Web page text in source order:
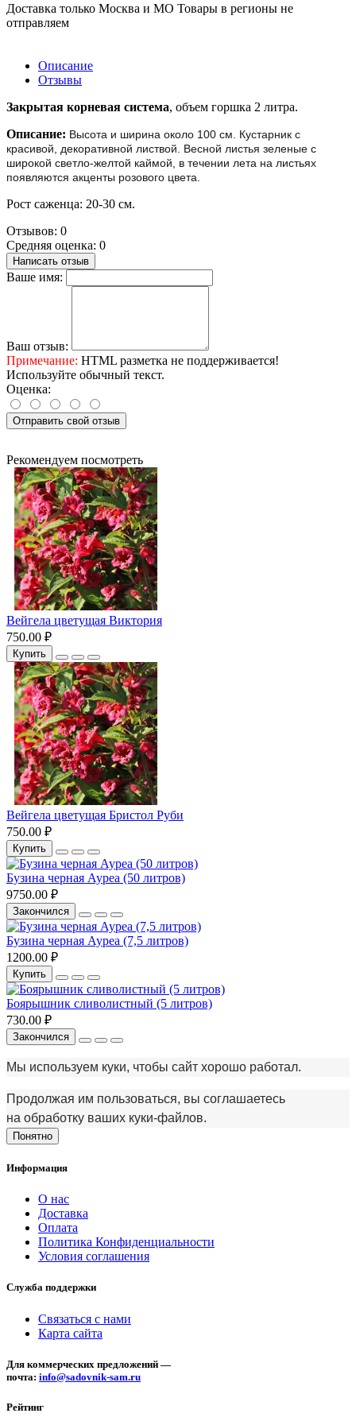
Доставка только Москва и МО Товары в регионы не
отправляем
Описание
Отзывы
Закрытая корневая система, объем горшка 2 литра.
Описание: Высота и ширина около 100 см. Кустарник с
красивой, декоративной листвой. Весной листья зеленые с
широкой светло-желтой каймой, в течении лета на листьях
появляются акценты розового цвета.
Рост саженца: 20-30 см.
Отзывов: 0
Средняя оценка: 0
Написать отзыв
Ваше имя:
Ваш отзыв:
Примечание: HTML разметка не поддерживается!
Используйте обычный текст.
Оценка:
Отправить свой отзыв
Рекомендуем посмотреть
Вейгела цветущая Виктория
750.00 ₽
Купить
Вейгела цветущая Бристол Руби
750.00 ₽
Купить
Бузина черная Ауреа (50 литров)
9750.00 ₽
Закончился
Бузина черная Ауреа (7,5 литров)
1200.00 ₽
Купить
Боярышник сливолистный (5 литров)
730.00 ₽
Закончился
Мы используем куки, чтобы сайт хорошо работал.
Продолжая им пользоваться, вы соглашаетесь
на обработку ваших куки‑файлов.
Понятно
Информация
О нас
Доставка
Оплата
Политика Конфиденциальности
Условия соглашения
Служба поддержки
Связаться с нами
Карта сайта
Для коммерческих предложений —
почта: info@sadovnik-sam.ru
Рейтинг